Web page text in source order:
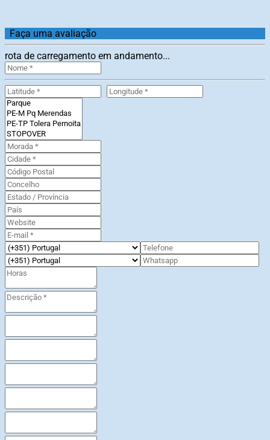
Faça uma avaliação
rota de carregamento em andamento...